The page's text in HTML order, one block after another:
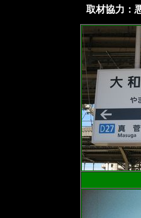
取材協力：